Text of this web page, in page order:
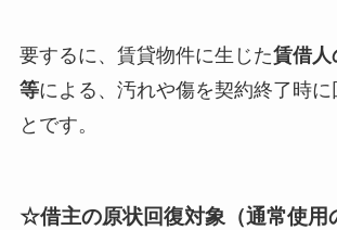
要するに、賃貸物件に生じた賃借人
等による、汚れや傷を契約終了時に
とです。
☆借主の原状回復対象（通常使用